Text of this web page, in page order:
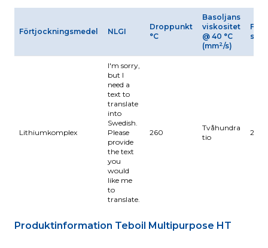
Förtjockningsmedel NLGI
Droppunkt
°C
Basoljans
viskositet
@ 40 °C
(mm2/s)
Lithiumkomplex
I'm sorry,
but I
need a
text to
translate
into
Swedish.
Please
provide
the text
you
would
like me
to
translate.
260
Tvåhundra
tio
Produktinformation Teboil Multipurpose HT